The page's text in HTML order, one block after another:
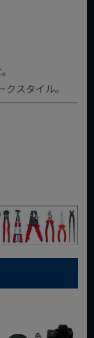
スタイル。